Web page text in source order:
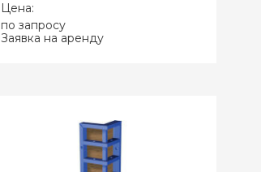
Цена:
по запросу
Заявка на аренду